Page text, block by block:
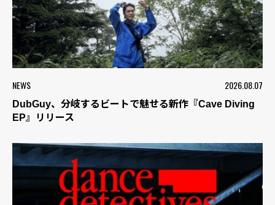
NEWS 2026.08.07
DubGuy、分岐するビートで魅せる新作『Cave Diving
EP』リリース